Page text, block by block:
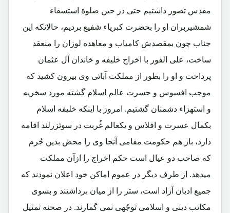
مقدس تصور داشتیم حتی در حین صلوة استسقاء
شمشیربران او را بحضرت کبریاء شفیع بردیم، حالانکه این
جناب چون بمقصدش کامیاب و معاهده لوزان را منعقد
ساخت، علی الفور با اخراج خلیفه و خاندان آل عثمان
پرداخت و او را بطور از مملکت آبائی وی بیرون کشید که
موجب افسوس و حسرت عالم اسلام گشته مورد سخریه
و استهزاء دشمنان گشتیم. امروز با اینکه خلیفه اسلام
بکمال عسرت و افلاس و یکعالم غُربت در سوئزرلند اقامه
دارد، باز هم حکومت مقامی آنجا وی را محض بدین جُرم
که صاحب دو عیال است حکم اخراج را ازآن مملکت
میدهد. از طرف دیگر در عموم اماکن خود اعلان نمودند که
جمیع ادیان آزاد است، ستر را از میان برداشتند و بسوی
مکاتب دینی و اسلامی توجُهی نمی گمارند. در صحنه تمثیل